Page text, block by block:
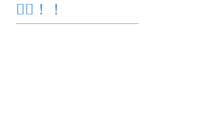
🙇‍♀️！！